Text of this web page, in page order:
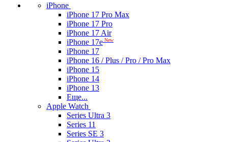
iPhone
iPhone 17 Pro Max
iPhone 17 Pro
iPhone 17 Air
iPhone 17e New
iPhone 17
iPhone 16 / Plus / Pro / Pro Max
iPhone 15
iPhone 14
iPhone 13
Еще...
Apple Watch
Series Ultra 3
Series 11
Series SE 3